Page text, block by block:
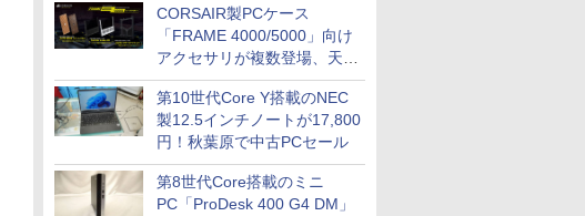
CORSAIR製PCケース
「FRAME 4000/5000」向け
アクセサリが複数登場、天然
木製パネルや背面コネクタ対
応トレイなど
第10世代Core Y搭載のNEC
製12.5インチノートが17,800
円！秋葉原で中古PCセール
第8世代Core搭載のミニ
PC「ProDesk 400 G4 DM」